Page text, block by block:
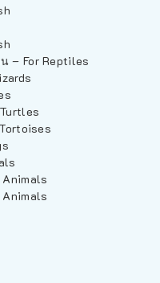
– For Reptiles